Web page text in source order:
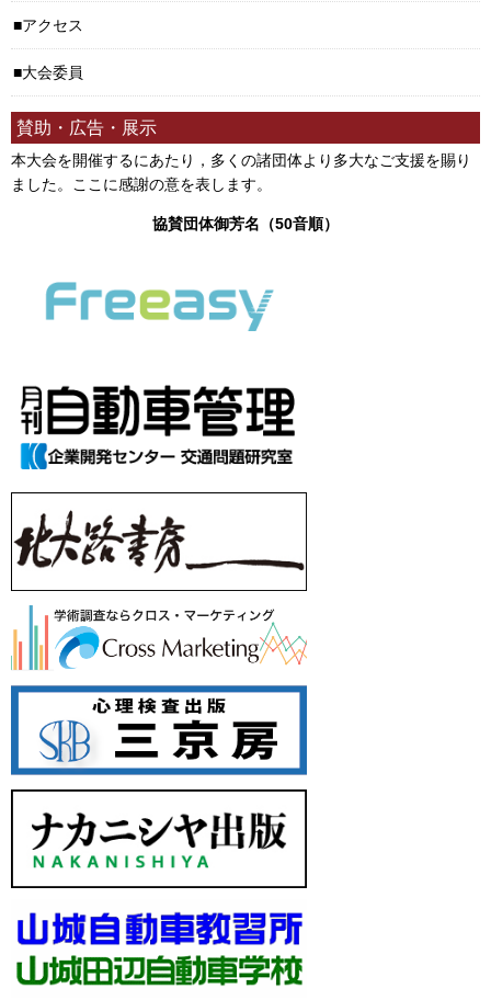
アクセス
大会委員
賛助・広告・展示
本大会を開催するにあたり，多くの諸団体より多大なご支援を賜り
ました。ここに感謝の意を表します。
協賛団体御芳名（50音順）